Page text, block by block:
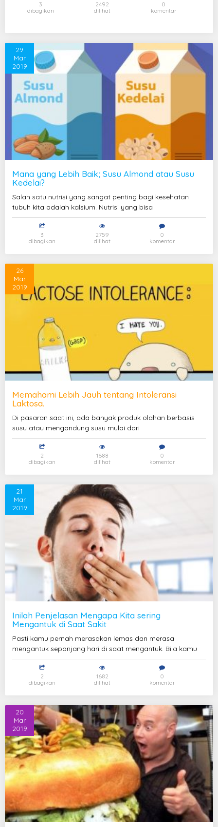
3
dibagikan
2492
dilihat
0
komentar
Mana yang Lebih Baik; Susu Almond atau Susu
Kedelai?
29
Mar
2019
Salah satu nutrisi yang sangat penting bagi kesehatan
tubuh kita adalah kalsium. Nutrisi yang bisa
3
dibagikan
2759
dilihat
0
komentar
Memahami Lebih Jauh tentang Intoleransi
Laktosa.
26
Mar
2019
Di pasaran saat ini, ada banyak produk olahan berbasis
susu atau mengandung susu mulai dari
2
dibagikan
1688
dilihat
0
komentar
Inilah Penjelasan Mengapa Kita sering
Mengantuk di Saat Sakit
21
Mar
2019
Pasti kamu pernah merasakan lemas dan merasa
mengantuk sepanjang hari di saat mengantuk. Bila kamu
2
dibagikan
1682
dilihat
0
komentar
20
Mar
2019